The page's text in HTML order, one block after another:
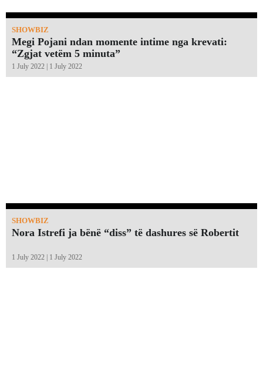
SHOWBIZ
Megi Pojani ndan momente intime nga krevati:
“Zgjat vetëm 5 minuta”￼
1 July 2022 | 1 July 2022
SHOWBIZ
Nora Istrefi ja bënë “diss” të dashures së Robertit
1 July 2022 | 1 July 2022